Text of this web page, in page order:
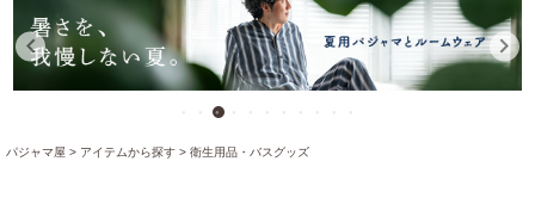
パジャマ屋 アイテムから探す 衛生用品・バスグッズ